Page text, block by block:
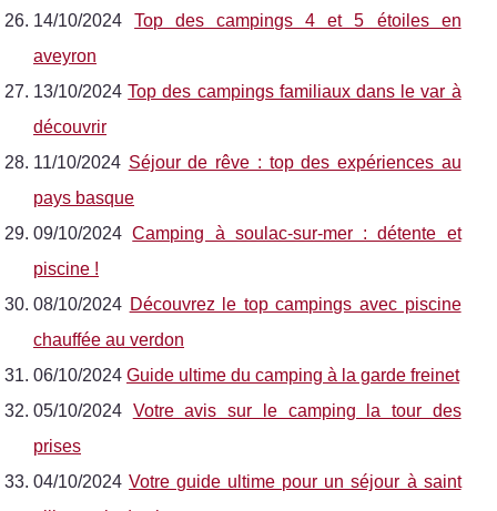
14/10/2024Top des campings 4 et 5 étoiles en
aveyron
13/10/2024Top des campings familiaux dans le var à
découvrir
11/10/2024 Séjour de rêve : top des expériences au
pays basque
09/10/2024Camping à soulac-sur-mer : détente et
piscine !
08/10/2024 Découvrez le top campings avec piscine
chauffée au verdon
06/10/2024 Guide ultime du camping à la garde freinet
05/10/2024 Votre avis sur le camping la tour des
prises
04/10/2024Votre guide ultime pour un séjour à saint